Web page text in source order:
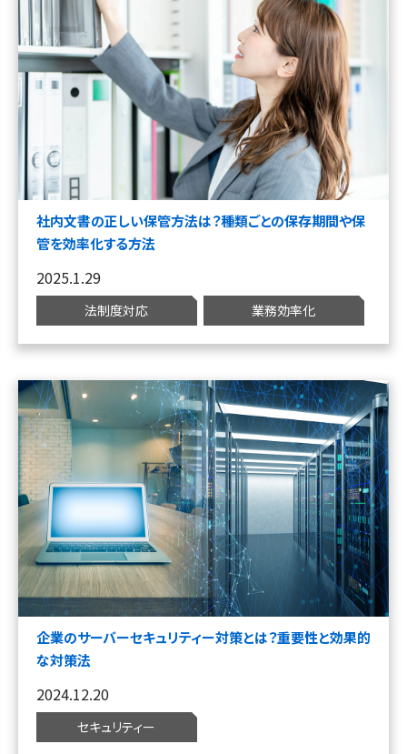
社内文書の正しい保管方法は？種類ごとの保存期間や保
管を効率化する方法
2025.1.29
法制度対応 業務効率化
企業のサーバーセキュリティー対策とは？重要性と効果的
な対策法
2024.12.20
セキュリティー